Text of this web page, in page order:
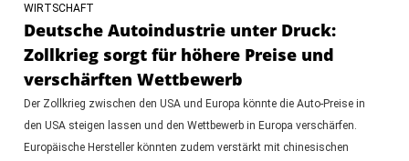
WIRTSCHAFT
Deutsche Autoindustrie unter Druck:
Zollkrieg sorgt für höhere Preise und
verschärften Wettbewerb
Der Zollkrieg zwischen den USA und Europa könnte die Auto-Preise in
den USA steigen lassen und den Wettbewerb in Europa verschärfen.
Europäische Hersteller könnten zudem verstärkt mit chinesischen